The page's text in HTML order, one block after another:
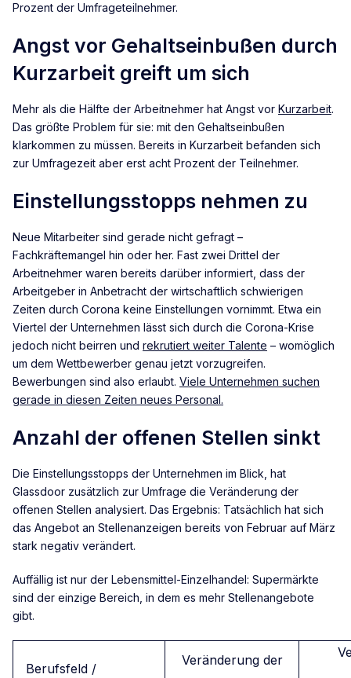
Prozent der Umfrageteilnehmer.
Angst vor Gehaltseinbußen durch
Kurzarbeit greift um sich
Mehr als die Hälfte der Arbeitnehmer hat Angst vor Kurzarbeit.
Das größte Problem für sie: mit den Gehaltseinbußen
klarkommen zu müssen. Bereits in Kurzarbeit befanden sich
zur Umfragezeit aber erst acht Prozent der Teilnehmer.
Einstellungsstopps nehmen zu
Neue Mitarbeiter sind gerade nicht gefragt –
Fachkräftemangel hin oder her. Fast zwei Drittel der
Arbeitnehmer waren bereits darüber informiert, dass der
Arbeitgeber in Anbetracht der wirtschaftlich schwierigen
Zeiten durch Corona keine Einstellungen vornimmt. Etwa ein
Viertel der Unternehmen lässt sich durch die Corona-Krise
jedoch nicht beirren und rekrutiert weiter Talente – womöglich
um dem Wettbewerber genau jetzt vorzugreifen.
Bewerbungen sind also erlaubt. Viele Unternehmen suchen
gerade in diesen Zeiten neues Personal.
Anzahl der offenen Stellen sinkt
Die Einstellungsstopps der Unternehmen im Blick, hat
Glassdoor zusätzlich zur Umfrage die Veränderung der
offenen Stellen analysiert. Das Ergebnis: Tatsächlich hat sich
das Angebot an Stellenanzeigen bereits von Februar auf März
stark negativ verändert.
Auffällig ist nur der Lebensmittel-Einzelhandel: Supermärkte
sind der einzige Bereich, in dem es mehr Stellenangebote
gibt.
Berufsfeld /
Veränderung der